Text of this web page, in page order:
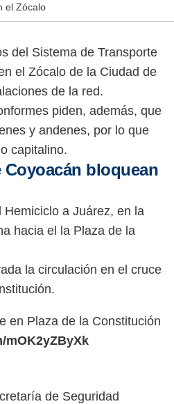
el Zócalo
del Sistema de Transporte
el Zócalo de la Ciudad de
de la red.
piden, además, que
y andenes, por lo que
capitalino.
Coyoacán bloquean
a Juárez, en la
hacia el la Plaza de la
la circulación en el cruce
en Plaza de la Constitución
mOK2yZByXk
de Seguridad